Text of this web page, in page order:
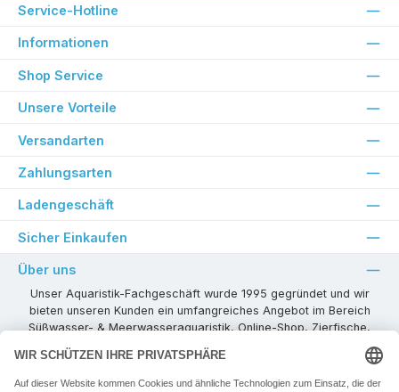
Service-Hotline
Informationen
Shop Service
Unsere Vorteile
Versandarten
Zahlungsarten
Ladengeschäft
Sicher Einkaufen
Über uns
Unser Aquaristik-Fachgeschäft wurde 1995 gegründet und wir
bieten unseren Kunden ein umfangreiches Angebot im Bereich
Süßwasser- & Meerwasseraquaristik, Online-Shop, Zierfische,
Pflanzen, Aquarienkombinationen, Technikzubehör usw. ! Als
kompetenter Aquaristik-Fachhandelspartner stehen wir Ihnen für
alle Ihre Projekte und Einrichtungs- oder Besatzwünsche zur